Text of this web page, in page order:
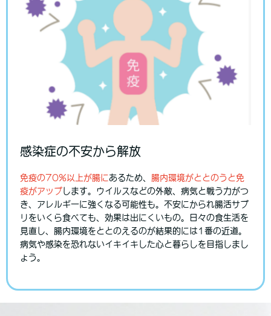
感染症の不安から解放
免疫の70%以上が腸にあるため、 腸内環境がととのうと免
疫がアップします。ウイルスなどの外敵、病気と戦う力がつ
き、アレルギーに強くなる可能性も。不安にかられ腸活サプ
リをいくら食べても、効果は出にくいもの。日々の食生活を
見直し、腸内環境をととのえるのが結果的には1番の近道。
病気や感染を恐れないイキイキした心と暮らしを目指しまし
ょう。